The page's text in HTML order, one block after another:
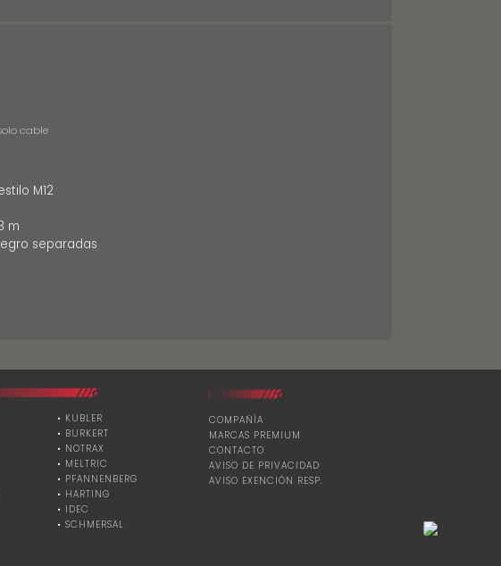
cable
M12
m
separadas
• KUBLER
• BURKERT
• NOTRAX
• MELTRIC
• PFANNENBERG
• HARTING
• IDEC
• SCHMERSAL
COMPAÑÍA
MARCAS PREMIUM
CONTACTO
AVISO DE PRIVACIDAD
AVISO EXENCIÓN RESP.